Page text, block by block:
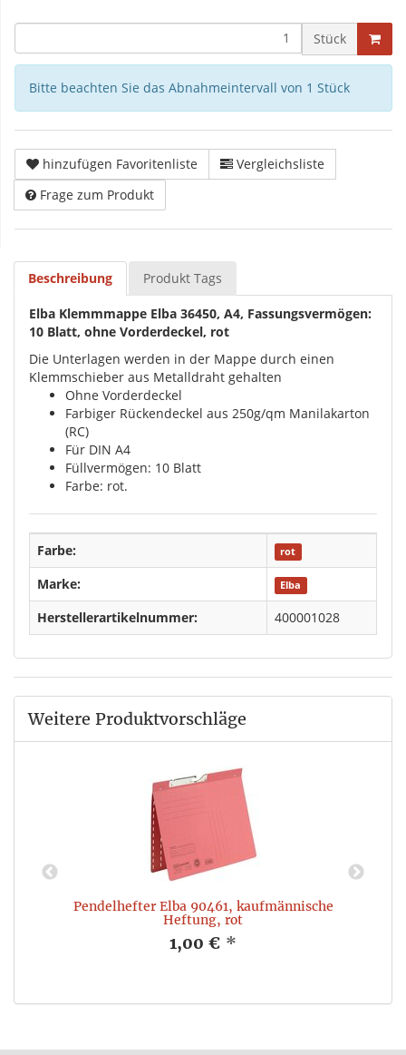
Stück
Bitte beachten Sie das Abnahmeintervall von 1 Stück
hinzufügen Favoritenliste
Vergleichsliste
Frage zum Produkt
Beschreibung Produkt Tags
Elba Klemmmappe Elba 36450, A4, Fassungsvermögen:
10 Blatt, ohne Vorderdeckel, rot
Die Unterlagen werden in der Mappe durch einen
Klemmschieber aus Metalldraht gehalten
Ohne Vorderdeckel
Farbiger Rückendeckel aus 250g/qm Manilakarton
(RC)
Für DIN A4
Füllvermögen: 10 Blatt
Farbe: rot.
Farbe: rot
Marke: Elba
Herstellerartikelnummer: 400001028
Weitere Produktvorschläge
Pendelhefter Elba 90461, kaufmännische
Heftung, rot
1,00 € *